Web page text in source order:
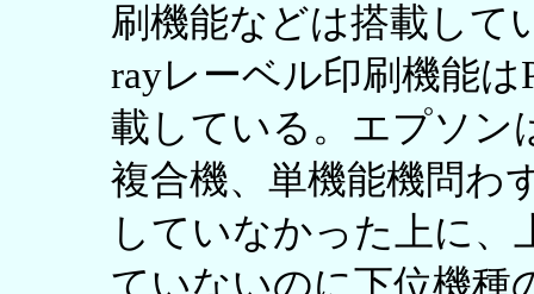
刷機能などは搭載して
rayレーベル印刷機能は
載している。エプソン
複合機、単機能機問わ
していなかった上に、
ていないのに下位機種